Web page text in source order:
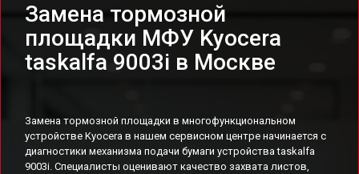
Замена тормозной
площадки МФУ Kyocera
taskalfa 9003i в Москве
Замена тормозной площадки в многофункциональном
устройстве Kyocera в нашем сервисном центре начинается с
диагностики механизма подачи бумаги устройства taskalfa
9003i. Специалисты оценивают качество захвата листов,